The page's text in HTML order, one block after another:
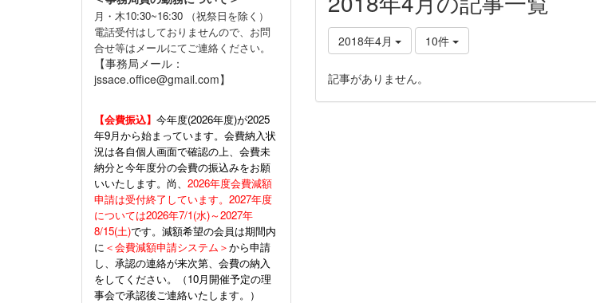
2018年4月 10件
記事がありません。
月・木10:30~16:30 （祝祭日を除く）
電話受付はしておりませんので、お問
合せ等はメールにてご連絡ください。
【事務局メール：
jssace.office@gmail.com】
【会費振込】 今年度(2026年度)が2025
年9月から始まっています。会費納入状
況は各自個人画面で確認の上、会費未
納分と今年度分の会費の振込みをお願
いいたします。尚、 2026年度会費減額
申請は受付終了しています。2027年度
については2026年7/1(水)～2027年
8/15(土)です。減額希望の会員は期間内
に ＜会費減額申請システム＞から申請
し、承認の連絡が来次第、会費の納入
をしてください。（10月開催予定の理
事会で承認後ご連絡いたします。）